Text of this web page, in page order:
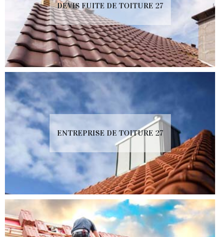
DEVIS FUITE DE TOITURE 27
ENTREPRISE DE TOITURE 27